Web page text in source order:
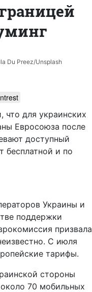
Du Preez/Unsplash
для украинских
Евросоюза после
доступный
бесплатной и по
Украины и
поддержки
призвала
С июля
тарифы.
стороны
70 мобильных